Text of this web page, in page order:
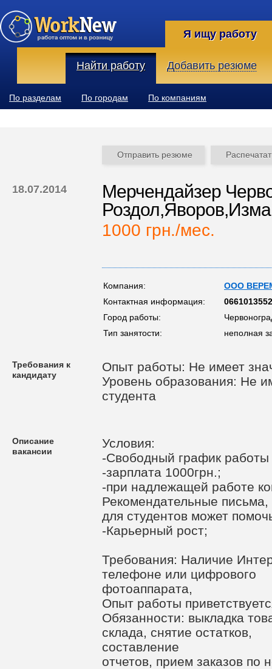
Я ищу работу
Найти работу Добавить резюме
По разделам По городам По компаниям
Отправить резюме
18.07.2014
Мерчендайзер
1000 грн./мес.
Компания:
ООО
Контактная информация:
0661013552
Город работы:
Тип занятости:
неполная
Требования к
кандидату
Опыт работы: Не имеет
Уровень образования: Не
студента
Описание
вакансии
Условия:
-Свободный график работы
-зарплата 1000грн.;
-при надлежащей работе
Рекомендательные письма,
для студентов может
-Карьерный рост;
Требования: Наличие
телефоне или цифрового
фотоаппарата,
Опыт работы
Обязанности: выкладка
склада, снятие остатков,
составление
отчетов, прием заказов по